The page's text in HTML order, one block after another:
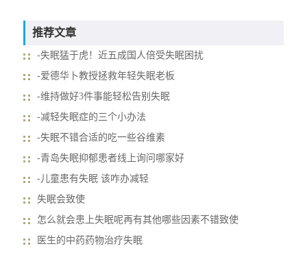
推荐文章
-失眠猛于虎！近五成国人倍受失眠困扰
-爱德华卜教授拯救年轻失眠老板
-维持做好3件事能轻松告别失眠
-减轻失眠症的三个小办法
-失眠不错合适的吃一些谷维素
-青岛失眠抑郁患者线上询问哪家好
-儿童患有失眠 该咋办减轻
失眠会致使
怎么就会患上失眠呢再有其他哪些因素不错致使
医生的中药药物治疗失眠